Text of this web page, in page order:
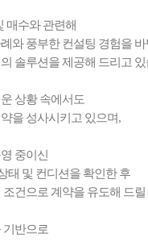
매수와 관련해
와 풍부한 컨설팅 경험을
솔루션을 제공해 드리고
상황 속에서도
을 성사시키고 있으며,
중이신
태 및 컨디션을 확인한 후
조건으로 계약을 유도해 드
기반으로